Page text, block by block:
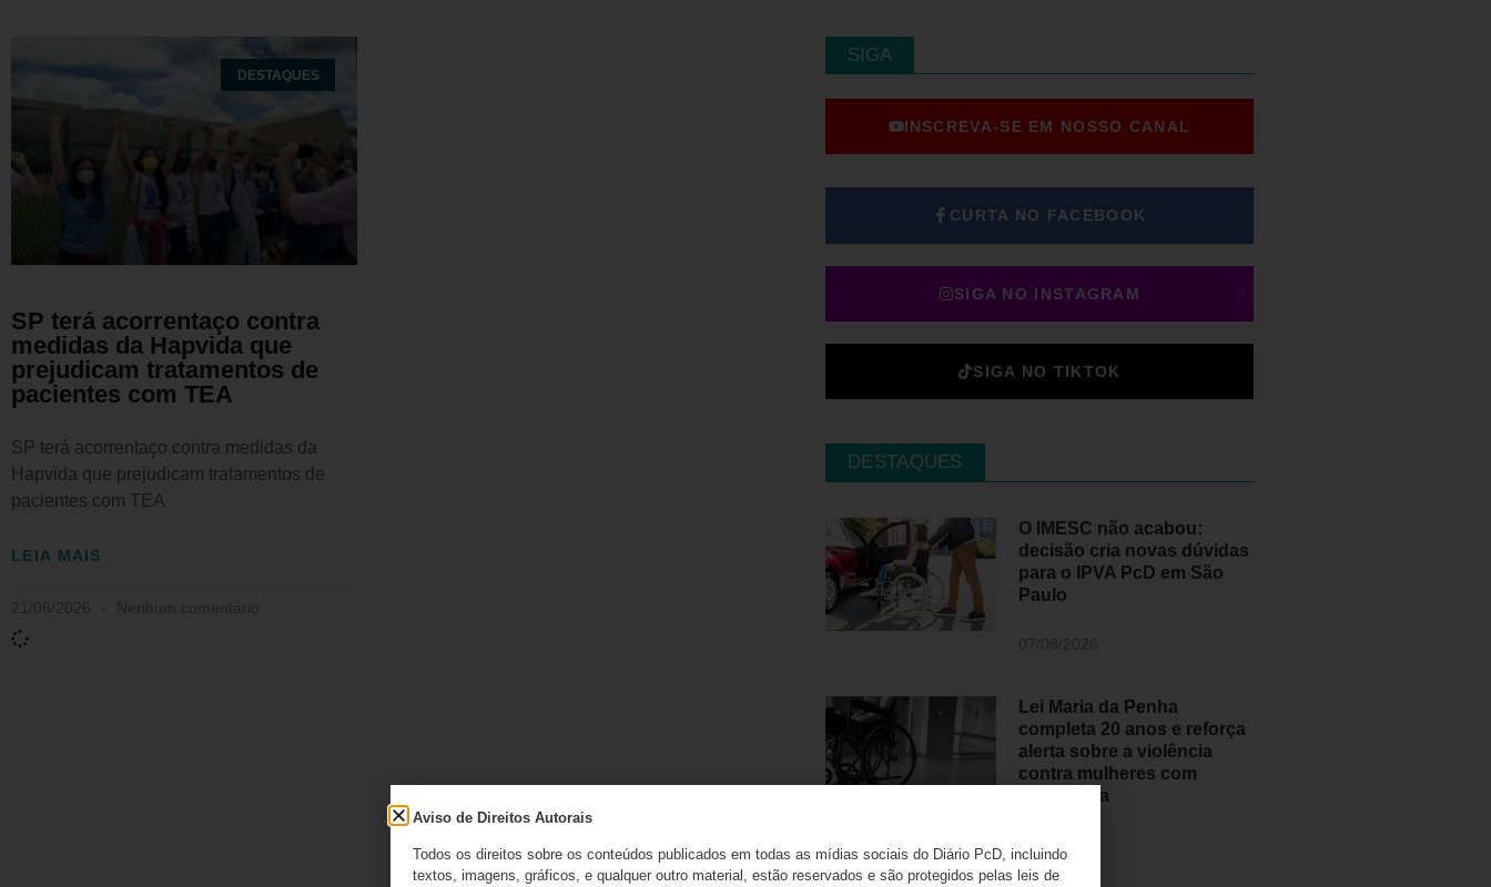
DESTAQUES
SP terá acorrentaço contra
medidas da Hapvida que
prejudicam tratamentos de
pacientes com TEA
SP terá acorrentaço contra medidas da
Hapvida que prejudicam tratamentos de
pacientes com TEA
LEIA MAIS
SIGA
INSCREVA-SE EM NOSSO CANAL
CURTA NO FACEBOOK
SIGA NO INSTAGRAM
SIGA NO TIKTOK
DESTAQUES
O IMESC não acabou:
decisão cria novas dúvidas
para o IPVA PcD em São
Paulo
Lei Maria da Penha
completa 20 anos e reforça
alerta sobre a violência
contra mulheres com
deficiência
07/08/2026
Aviso de Direitos Autorais
Todos os direitos sobre os conteúdos publicados em todas as mídias sociais do Diário PcD, incluindo
textos, imagens, gráficos, e qualquer outro material, estão reservados e são protegidos pelas leis de